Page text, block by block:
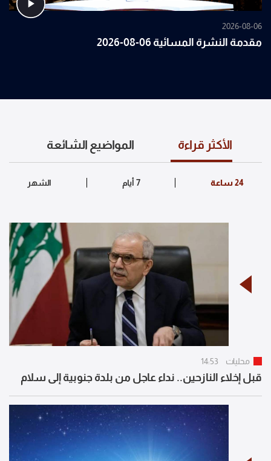
2026-08-06
مقدمة النشرة المسائية 06-08-2026
الأكثر قراءة المواضيع الشائعة
محليات 14:53
قبل إخلاء النازحين.. نداء عاجل من بلدة جنوبية إلى سلام